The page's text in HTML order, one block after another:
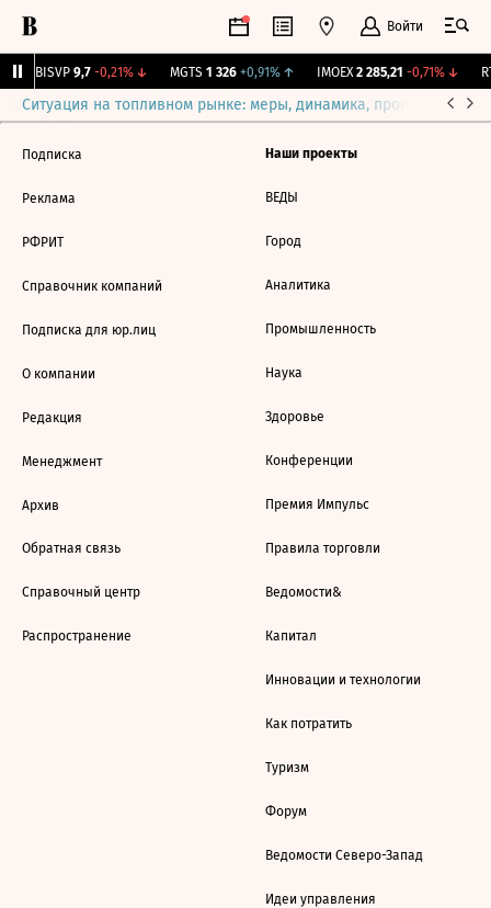
Войти
BISVP 9,7 -0,21%↓ MGTS 1 326 +0,91%↑ IMOEX 2 285,21 -0,71%↓
Ситуация на топливном рынке: меры, динамика, прогнозы
Подписка
Реклама
РФРИТ
Справочник компаний
Подписка для юр.лиц
О компании
Редакция
Менеджмент
Архив
Обратная связь
Справочный центр
Распространение
Наши проекты
ВЕДЫ
Город
Аналитика
Промышленность
Наука
Здоровье
Конференции
Премия Импульс
Правила торговли
Ведомости&
Капитал
Инновации и технологии
Как потратить
Туризм
Форум
Ведомости Северо-Запад
Идеи управления